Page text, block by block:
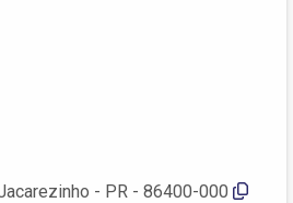
- PR - 86400-000